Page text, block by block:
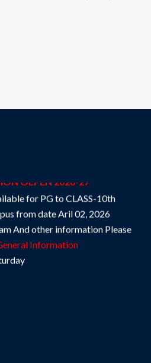
for PG to CLASS-10th
from date Aril 02, 2026
And other information Please
Information
pm